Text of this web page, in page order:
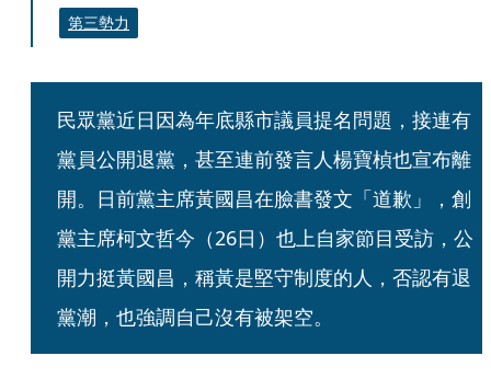
第三勢力
民眾黨近日因為年底縣市議員提名問題，接連有
黨員公開退黨，甚至連前發言人楊寶楨也宣布離
開。日前黨主席黃國昌在臉書發文「道歉」，創
黨主席柯文哲今（26日）也上自家節目受訪，公
開力挺黃國昌，稱黃是堅守制度的人，否認有退
黨潮，也強調自己沒有被架空。